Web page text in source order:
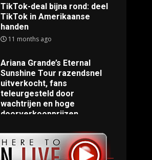
TikTok-deal bijna rond: deel
TikTok in Amerikaanse
handen
11 months ago
Ariana Grande’s Eternal
Sunshine Tour razendsnel
uitverkocht, fans
teleurgesteld door
wachtrijen en hoge
doorverkoopprijzen